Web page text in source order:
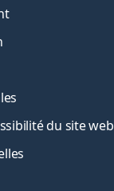
du site web